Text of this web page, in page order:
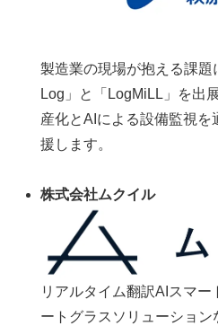
製造業の現場が抱える課
Log」と「LogMiLL」を出
産化とAIによる設備監視
援します。
株式会社ムクイル
リアルタイム翻訳AIスマ
ートグラスソリューショ